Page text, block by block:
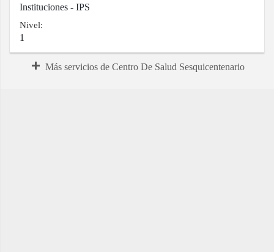
Instituciones - IPS
Nivel:
1
Más servicios de Centro De Salud Sesquicentenario